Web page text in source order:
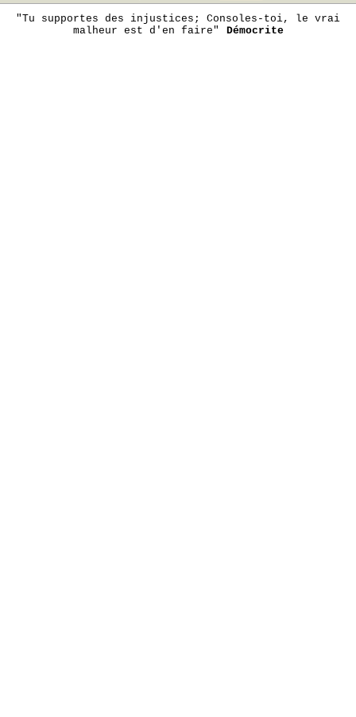
"Tu supportes des injustices; Consoles-toi, le vrai
malheur est d'en faire"
Démocrite